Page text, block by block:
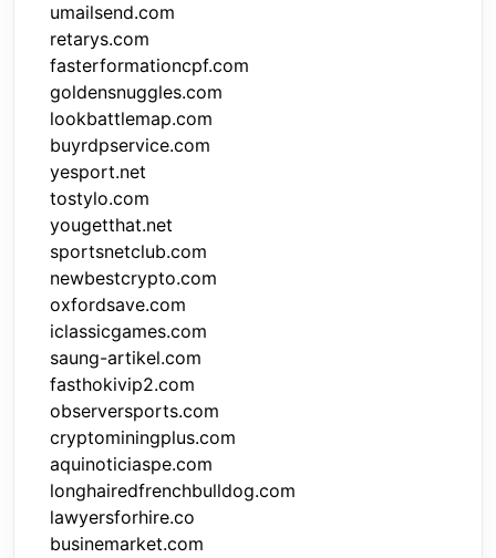
umailsend.com
retarys.com
fasterformationcpf.com
goldensnuggles.com
lookbattlemap.com
buyrdpservice.com
yesport.net
tostylo.com
yougetthat.net
sportsnetclub.com
newbestcrypto.com
oxfordsave.com
iclassicgames.com
saung-artikel.com
fasthokivip2.com
observersports.com
cryptominingplus.com
aquinoticiaspe.com
longhairedfrenchbulldog.com
lawyersforhire.co
businemarket.com